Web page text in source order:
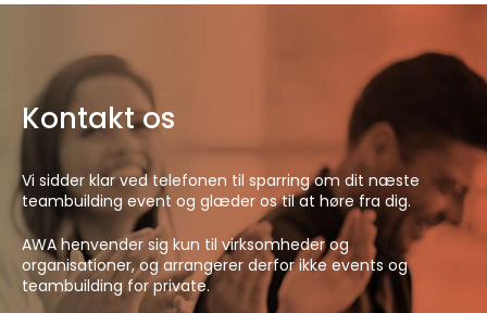
Kontakt os
Vi sidder klar ved telefonen til sparring om dit næste
teambuilding event og glæder os til at høre fra dig.
AWA henvender sig kun til virksomheder og
organisationer, og arrangerer derfor ikke events og
teambuilding for private.